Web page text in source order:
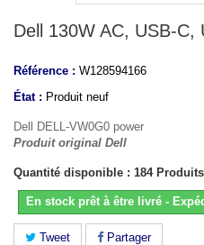
Dell 130W AC, USB-C,
Référence : W128594166
État : Produit neuf
Dell DELL-VW0G0 power
Produit original Dell
Quantité disponible : 184
En stock prêt à être livré -
Tweet Partager